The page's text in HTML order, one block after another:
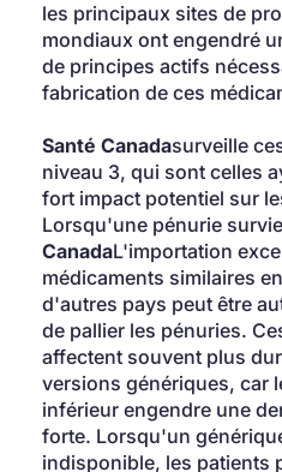
les principaux sites de
mondiaux ont engendré
de principes actifs
fabrication de ces
Santé Canadasurveille
niveau 3, qui sont celles
fort impact potentiel sur
Lorsqu'une pénurie
CanadaL'importation
médicaments similaires
d'autres pays peut être
de pallier les pénuries.
affectent souvent plus
versions génériques, car
inférieur engendre une
forte. Lorsqu'un
indisponible, les patients